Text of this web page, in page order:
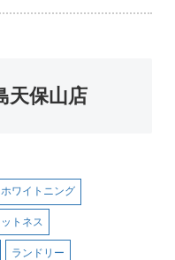
天保山店
ワイトニング
トネス
ランドリー